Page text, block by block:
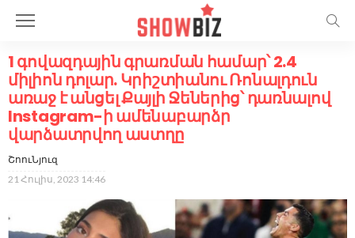
1 գովազդային գրառման համար՝ 2.4
միլիոն դոլար. Կրիշտիանու Ռոնալդուն
առաջ է անցել Քայլի Ջեներից՝ դառնալով
Instagram-ի ամենաբարձր
վարձատրվող աստղը
ՇոուՆյուզ
21 Հուլիս, 2023 14:46